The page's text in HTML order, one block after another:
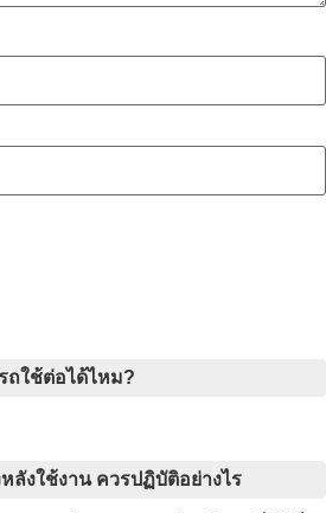
ถใช้ต่อได้ไหม?
ลังใช้งาน ควรปฏิบัติอย่างไร